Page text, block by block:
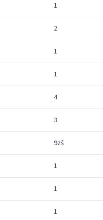
1
2
1
1
4
3
9zš
1
1
1